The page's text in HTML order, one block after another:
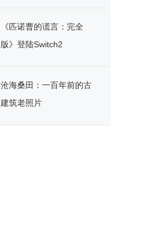
《匹诺曹的谎言：完全
版》登陆Switch2
沧海桑田：一百年前的古
建筑老照片